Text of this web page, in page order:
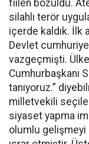
fiilen bozuldu.
silahlı terör
içerde kaldık. İlk
Devlet
vazgeçmişti.
Cumhurbaşkanı
tanıyoruz.”
milletvekili
siyaset yapma
olumlu gelişmeyi